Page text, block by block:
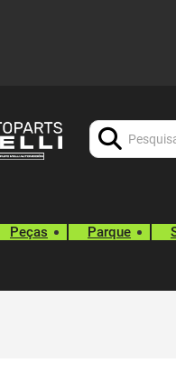
Peças Parque